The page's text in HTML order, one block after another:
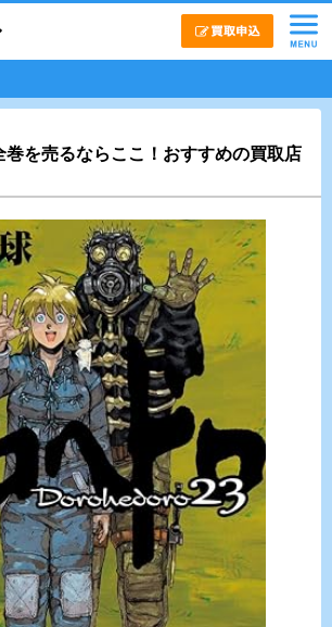
巻を売るならここ！おすすめの買取店